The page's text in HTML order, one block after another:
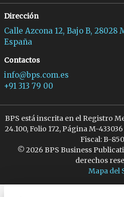
Dirección
Calle Azcona 12, Bajo B, 28028
España
Contactos
info@bps.com.es
+91 313 79 00
BPS está inscrita en el Registro
24.100, Folio 172, Página M-
Fiscal: B-
© 2026 BPS Business
derechos
Mapa del